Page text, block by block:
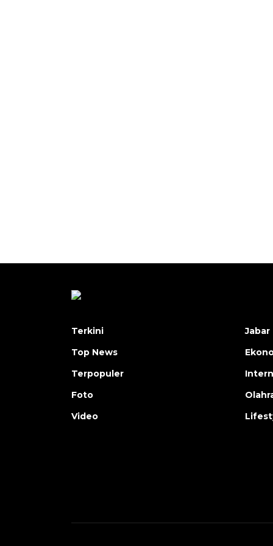
Terkini
Top News
Terpopuler
Foto
Video